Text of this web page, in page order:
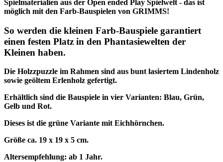
Spielmaterialien aus der Open ended Play Spielwelt - das ist
möglich mit den Farb-Bauspielen von GRIMMS!
So werden die kleinen Farb-Bauspiele garantiert
einen festen Platz in den Phantasiewelten der
Kleinen haben.
Die Holzzpuzzle im Rahmen sind aus bunt lasiertem Lindenholz
sowie geöltem Erlenholz gefertigt.
Erhältlich sind die Bauspiele in vier Varianten: Blau, Grün,
Gelb und Rot.
Dieses ist die grüne Variante mit Eichhörnchen.
Größe ca. 19 x 19 x 5 cm.
Altersempfehlung: ab 1 Jahr.